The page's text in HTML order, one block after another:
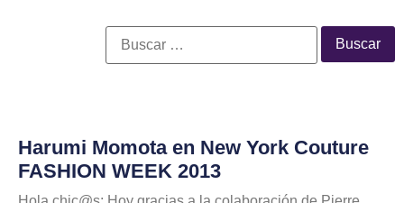
Harumi Momota en New York Couture
FASHION WEEK 2013